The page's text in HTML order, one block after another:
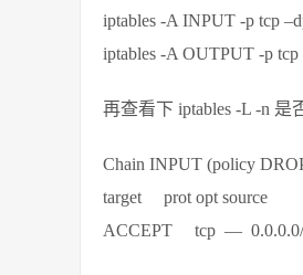
iptables -A INPUT -p tcp
iptables -A OUTPUT -p
再查看下 iptables -L -n 是
Chain INPUT (policy
target prot opt
ACCEPT tcp —